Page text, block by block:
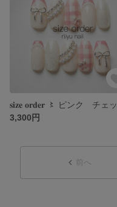
3,300円
前へ